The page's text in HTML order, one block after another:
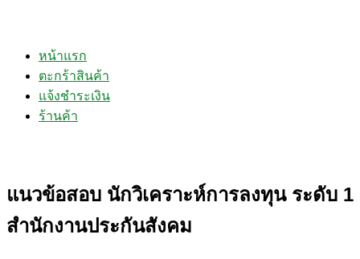
หน้าแรก
ตะกร้าสินค้า
แจ้งชำระเงิน
ร้านค้า
แนวข้อสอบ นักวิเคราะห์การลงทุน ระดับ 1
สำนักงานประกันสังคม